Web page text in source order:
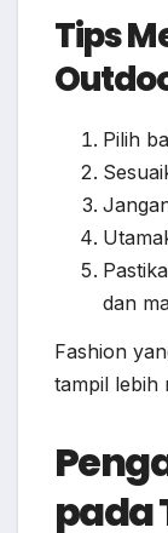
Tips
Pilih
dan
Fashion
tampil lebih
pada